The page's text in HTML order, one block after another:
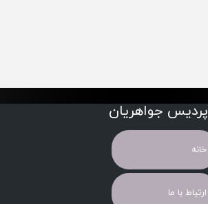
پردیس جواهریان
خانه
ارتباط با ما